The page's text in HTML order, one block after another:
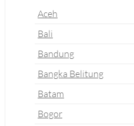
Aceh
Bali
Bandung
Bangka Belitung
Batam
Bogor